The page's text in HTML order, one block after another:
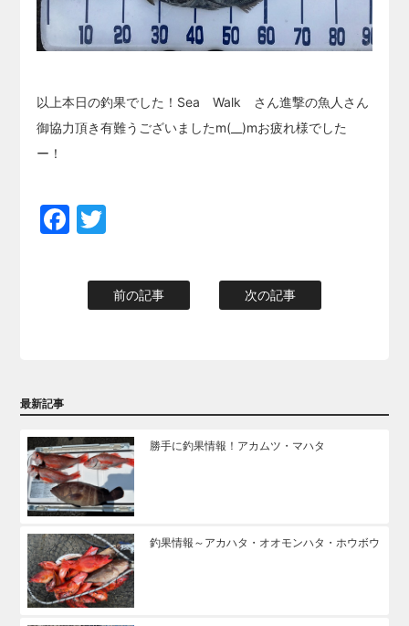
以上本日の釣果でした！Sea Walk さん進撃の魚人さん
御協力頂き有難うございましたm(__)mお疲れ様でした
ー！
Facebook
前の記事 次の記事
最新記事
勝手に釣果情報！アカムツ・マハタ
釣果情報～アカハタ・オオモンハタ・ホウボウ